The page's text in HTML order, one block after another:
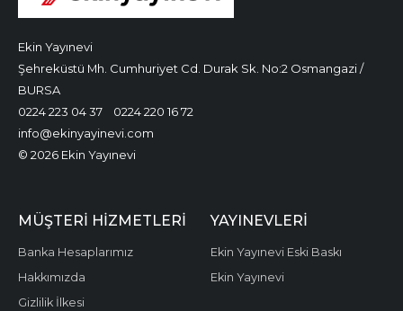
Ekin Yayınevi
Şehreküstü Mh. Cumhuriyet Cd. Durak Sk. No:2 Osmangazi /
BURSA
0224 223 04 37
0224 220 16 72
info@ekinyayinevi.com
© 2026 Ekin Yayınevi
MÜŞTERI HIZMETLERI
Banka Hesaplarımız
Hakkımızda
Gizlilik İlkesi
YAYINEVLERI
Ekin Yayınevi Eski Baskı
Ekin Yayınevi